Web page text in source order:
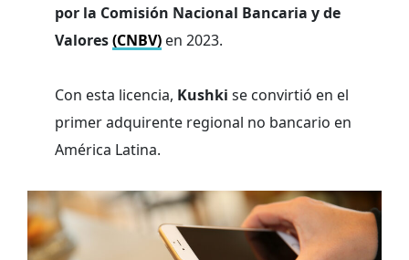
por la Comisión Nacional Bancaria y de
Valores(CNBV) en 2023.
Con esta licencia, Kushki se convirtió en el
primer adquirente regional no bancario en
América Latina.